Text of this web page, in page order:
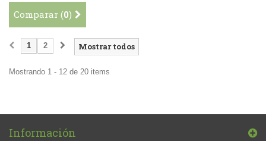
Comparar (0)
Mostrar todos
1 2
Mostrando 1 - 12 de 20 items
Información